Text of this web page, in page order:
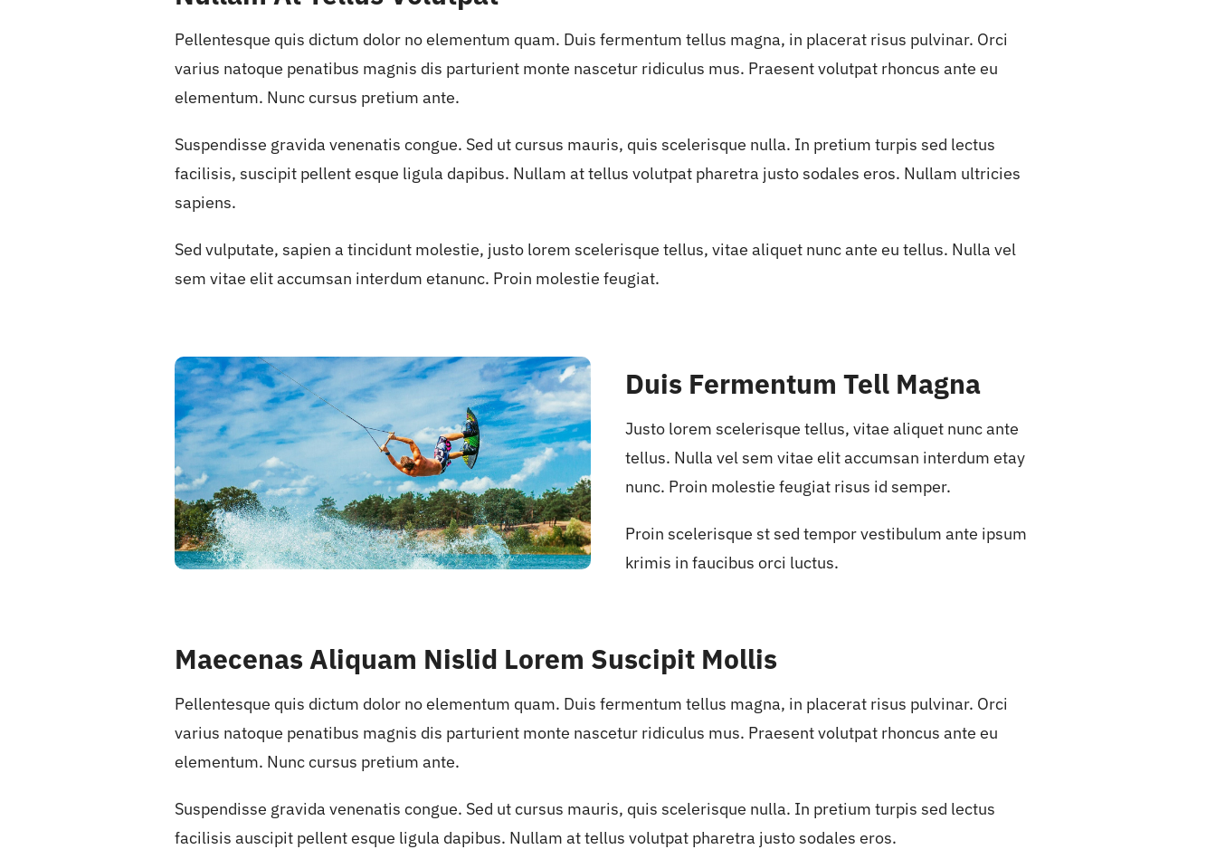
Pellentesque quis dictum dolor no elementum quam. Duis fermentum tellus magna, in placerat risus pulvinar. Orci
varius natoque penatibus magnis dis parturient monte nascetur ridiculus mus. Praesent volutpat rhoncus ante eu
elementum. Nunc cursus pretium ante.
Suspendisse gravida venenatis congue. Sed ut cursus mauris, quis scelerisque nulla. In pretium turpis sed lectus
facilisis, suscipit pellent esque ligula dapibus. Nullam at tellus volutpat pharetra justo sodales eros. Nullam ultricies
sapiens.
Sed vulputate, sapien a tincidunt molestie, justo lorem scelerisque tellus, vitae aliquet nunc ante eu tellus. Nulla vel
sem vitae elit accumsan interdum etanunc. Proin molestie feugiat.
Duis Fermentum Tell Magna
Justo lorem scelerisque tellus, vitae aliquet nunc ante
tellus. Nulla vel sem vitae elit accumsan interdum etay
nunc. Proin molestie feugiat risus id semper.
Proin scelerisque st sed tempor vestibulum ante ipsum
krimis in faucibus orci luctus.
Maecenas Aliquam Nislid Lorem Suscipit Mollis
Pellentesque quis dictum dolor no elementum quam. Duis fermentum tellus magna, in placerat risus pulvinar. Orci
varius natoque penatibus magnis dis parturient monte nascetur ridiculus mus. Praesent volutpat rhoncus ante eu
elementum. Nunc cursus pretium ante.
Suspendisse gravida venenatis congue. Sed ut cursus mauris, quis scelerisque nulla. In pretium turpis sed lectus
facilisis auscipit pellent esque ligula dapibus. Nullam at tellus volutpat pharetra justo sodales eros.